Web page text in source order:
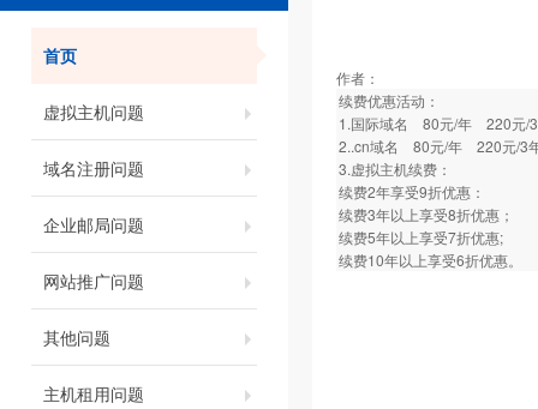
首页
虚拟主机问题
域名注册问题
企业邮局问题
网站推广问题
其他问题
主机租用问题
作者：
续费优惠活动：
1.国际域名 80元/年 220元/
2..cn域名 80元/年 220元/3
3.虚拟主机续费：
续费2年享受9折优惠：
续费3年以上享受8折优惠；
续费5年以上享受7折优惠;
续费10年以上享受6折优惠。